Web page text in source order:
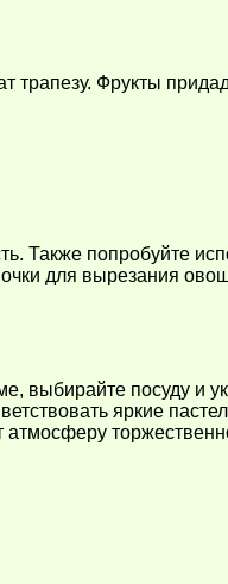
Фрукты
Также попробуйте
для вырезания
выбирайте посуду и
яркие